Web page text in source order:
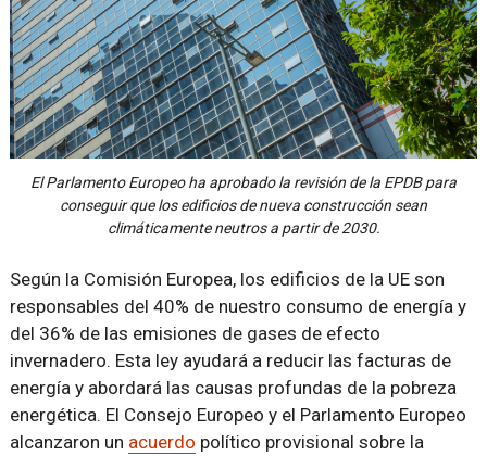
El Parlamento Europeo ha aprobado la revisión de la EPDB para
conseguir que los edificios de nueva construcción sean
climáticamente neutros a partir de 2030.
Según la Comisión Europea, los edificios de la UE son
responsables del 40% de nuestro consumo de energía y
del 36% de las emisiones de gases de efecto
invernadero. Esta ley ayudará a reducir las facturas de
energía y abordará las causas profundas de la pobreza
energética. El Consejo Europeo y el Parlamento Europeo
alcanzaron un acuerdo político provisional sobre la